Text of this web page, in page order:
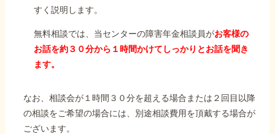
すく説明します。
無料相談では、当センターの障害年金相談員がお客様の
お話を約３０分から１時間かけてしっかりとお話を聞き
ます。
なお、相談会が１時間３０分を超える場合または２回目以降
の相談をご希望の場合には、別途相談費用を頂戴する場合が
ございます。